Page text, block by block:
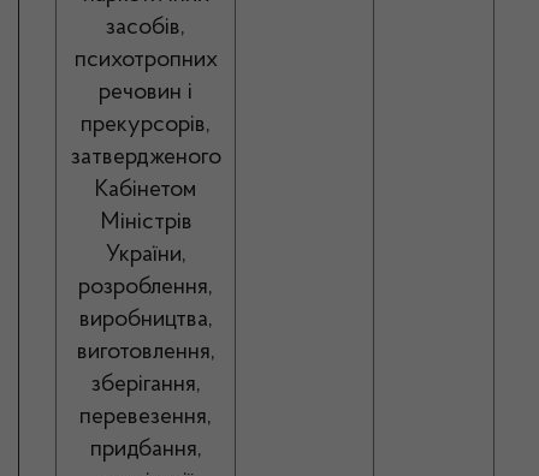
засобів,
психотропних
речовин і
прекурсорів,
затвердженого
Кабінетом
Міністрів
України,
розроблення,
виробництва,
виготовлення,
зберігання,
перевезення,
придбання,